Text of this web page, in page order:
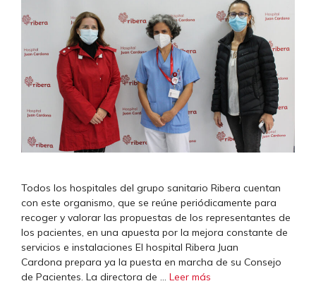
Todos los hospitales del grupo sanitario Ribera cuentan
con este organismo, que se reúne periódicamente para
recoger y valorar las propuestas de los representantes de
los pacientes, en una apuesta por la mejora constante de
servicios e instalaciones El hospital Ribera Juan
Cardona prepara ya la puesta en marcha de su Consejo
de Pacientes. La directora de … Leer más